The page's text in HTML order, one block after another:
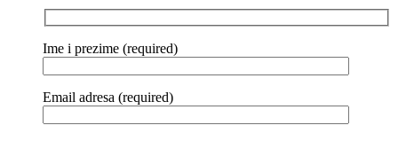
Ime i prezime (required)
Email adresa (required)